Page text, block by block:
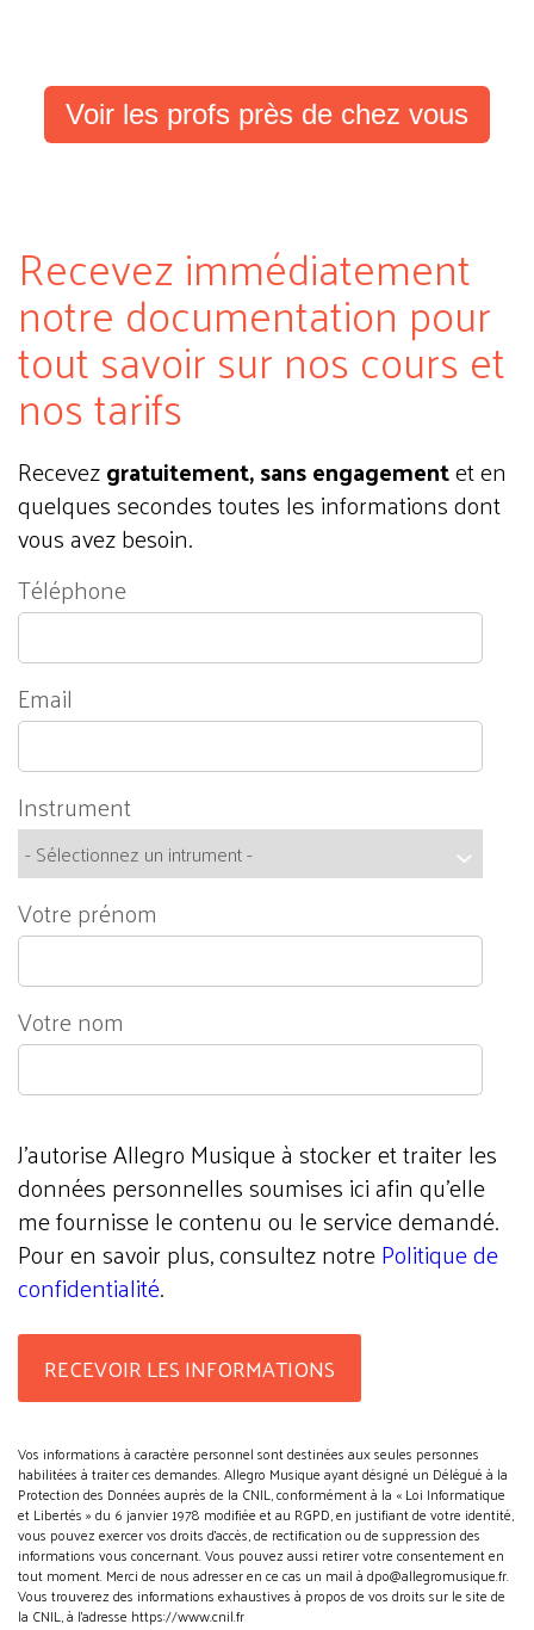
Voir les profs près de chez vous
Recevez immédiatement
notre documentation pour
tout savoir sur nos cours et
nos tarifs
Recevezgratuitement, sans engagementet en
quelques secondes toutes les informations dont
vous avez besoin.
Téléphone
Email
Instrument
Votre prénom
Votre nom
J'autorise Allegro Musique à stocker et traiter les
données personnelles soumises ici afin qu’elle
me fournisse le contenu ou le service demandé.
Pour en savoir plus, consultez notrePolitique de
confidentialité.
Vos informations à caractère personnel sont destinées aux seules personnes
habilitées à traiter ces demandes. Allegro Musique ayant désigné un Délégué à la
Protection des Données auprès de la CNIL, conformément à la « Loi Informatique
et Libertés » du 6 janvier 1978 modifiée et au RGPD, en justifiant de votre identité,
vous pouvez exercer vos droits d’accès, de rectification ou de suppression des
informations vous concernant. Vous pouvez aussi retirer votre consentement en
tout moment. Merci de nous adresser en ce cas un mail à dpo@allegromusique.fr.
Vous trouverez des informations exhaustives à propos de vos droits sur le site de
la CNIL, à l'adresse https://www.cnil.fr